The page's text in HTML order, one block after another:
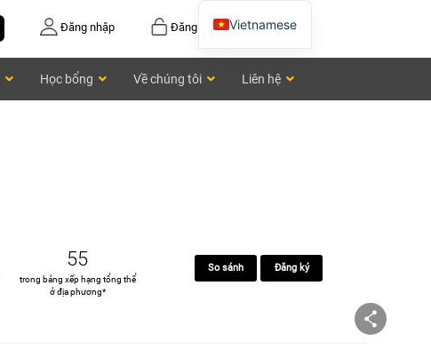
Đăng ký
Đăng nhập
Học bổng Về chúng tôi Liên hệ
55
trong bảng xếp hạng tổng thể
ở địa phương*
So sánh Đăng ký
Vietnamese
Chinese